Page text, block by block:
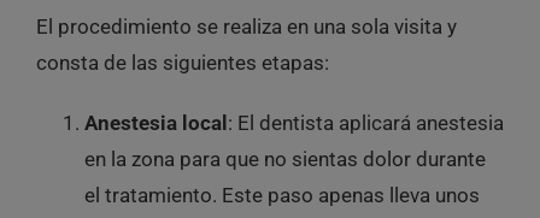
El procedimiento se realiza en una sola visita y
consta de las siguientes etapas:
Anestesia local : El dentista aplicará anestesia
en la zona para que no sientas dolor durante
el tratamiento. Este paso apenas lleva unos